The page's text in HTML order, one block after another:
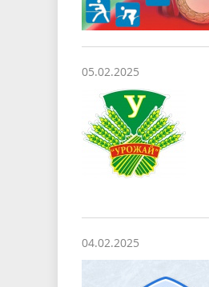
05.02.2025
04.02.2025